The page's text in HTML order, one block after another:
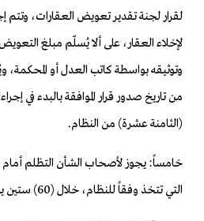
لقرار لجنة تقدير تعويض العقارات، وتتم
لإخلاء العقار، على ألا يُسلّم مبلغ
وتوثيقه بواسطة كاتب العدل أو المحكمة،
من تاريخ صدور قرار الموافقةبالبدء في
(الثامنة عشرة) من النظام.
خامساً: يجوز لأصحاب الشأن التظلم أمام
التي تتخذ وفقاً للنظام، خلال (60)
ستين